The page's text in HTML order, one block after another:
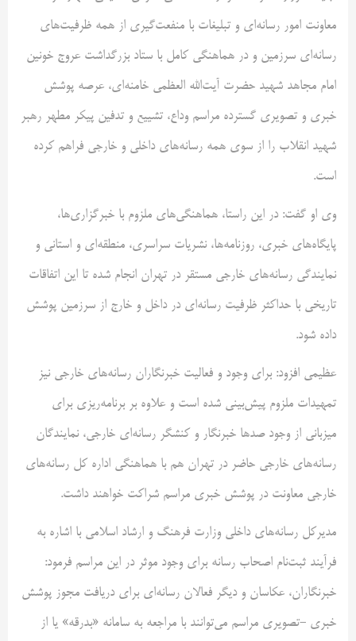
معاونت امور رسانه‌ای و تبلیغات با منفعت‌گیری از همه ظرفیت‌های
رسانه‌ای سرزمین و در هماهنگی کامل با ستاد بزرگداشت عروج خونین
امام مجاهد شهید حضرت آیت‌الله العظمی خامنه‌ای، عرصه پوشش
خبری و تصویری گسترده مراسم وداع، تشییع و تدفین پیکر مطهر رهبر
شهید انقلاب را از سوی همه رسانه‌های داخلی و خارجی فراهم کرده
است.
وی او گفت: در این راستا، هماهنگی‌های ملزوم با خبرگزاری‌ها،
پایگاه‌های خبری، روزنامه‌ها، نشریات سراسری، منطقه‌ای و استانی و
نمایندگی رسانه‌های خارجی مستقر در تهران انجام شده تا این اتفاقات
تاریخی با حداکثر ظرفیت رسانه‌ای در داخل و خارج از سرزمین پوشش
داده شود.
عظیمی افزود: برای وجود و فعالیت خبرنگاران رسانه‌های خارجی نیز
تمهیدات ملزوم پیش‌بینی شده است و علاوه بر برنامه‌ریزی برای
میزبانی از وجود صدها خبرنگار و کنشگر رسانه‌ای خارجی، نمایندگان
رسانه‌های خارجی حاضر در تهران هم با هماهنگی اداره کل رسانه‌های
خارجی معاونت در پوشش خبری مراسم شراکت خواهند داشت.
مدیرکل رسانه‌های داخلی وزارت فرهنگ و ارشاد اسلامی با اشاره به
فرآیند ثبت‌نام اصحاب رسانه برای وجود موثر در این مراسم فرمود:
خبرنگاران، عکاسان و دیگر فعالان رسانه‌ای برای دریافت مجوز پوشش
خبری -تصویری مراسم می‌توانند با مراجعه به سامانه «بدرقه» یا از